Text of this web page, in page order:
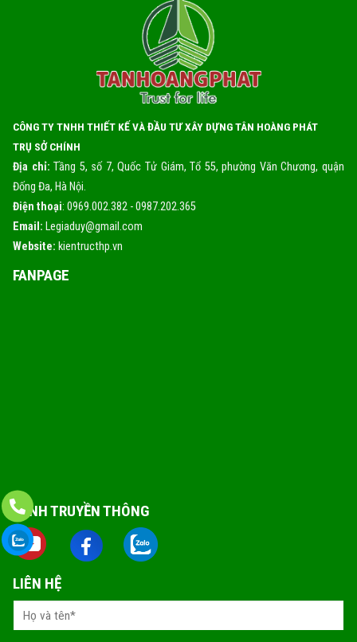
CÔNG TY TNHH THIẾT KẾ VÀ ĐẦU TƯ XÂY DỰNG TÂN HOÀNG PHÁT
TRỤ SỞ CHÍNH
Địa chỉ: Tầng 5, số 7, Quốc Tử Giám, Tổ 55, phường Văn Chương, quận
Đống Đa, Hà Nội.
Điện thoại: 0969.002.382 - 0987.202.365
Email: Legiaduy@gmail.com
Website: kientructhp.vn
FANPAGE
KÊNH TRUYỀN THÔNG
LIÊN HỆ